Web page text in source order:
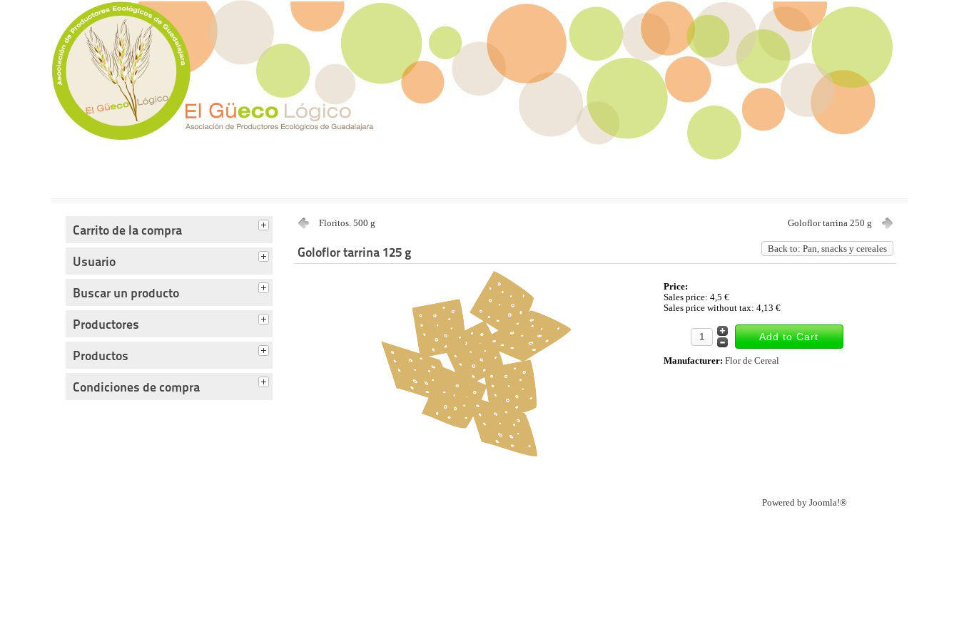
Carrito de la compra
Usuario
Buscar un producto
Productores
Productos
Condiciones de compra
Floritos. 500 g Goloflor tarrina 250 g
Back to: Pan, snacks y cereales
Goloflor tarrina 125 g
Price:
Sales price: 4,5 €
Sales price without tax: 4,13 €
Manufacturer: Flor de Cereal
Powered by Joomla!®